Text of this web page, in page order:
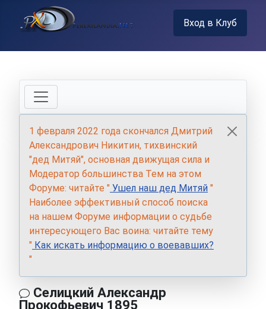
Вход в Клуб
1 февраля 2022 года скончался Дмитрий
Александрович Никитин, тихвинский
"дед Митяй", основная движущая сила и
Модератор большинства Тем на этом
Форуме: читайте " Ушел наш дед Митяй "
Наиболее эффективный способ поиска
на нашем Форуме информации о судьбе
интересующего Вас воина: читайте тему
" Как искать информацию о воевавших?
"
Селицкий Александр
Прокофьевич 1895